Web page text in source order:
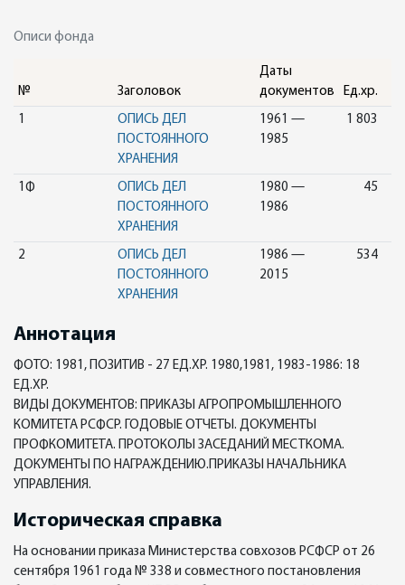
Описи фонда
№ Заголовок
Даты
документов
Ед.хр.
1
ОПИСЬ ДЕЛ
ПОСТОЯННОГО
ХРАНЕНИЯ
1961 —
1985
1 803
1Ф
ОПИСЬ ДЕЛ
ПОСТОЯННОГО
ХРАНЕНИЯ
1980 —
1986
45
2
ОПИСЬ ДЕЛ
ПОСТОЯННОГО
ХРАНЕНИЯ
1986 —
2015
534
Аннотация
ФОТО: 1981, ПОЗИТИВ - 27 ЕД.ХР. 1980,1981, 1983-1986: 18
ЕД.ХР.
ВИДЫ ДОКУМЕНТОВ: ПРИКАЗЫ АГРОПРОМЫШЛЕННОГО
КОМИТЕТА РСФСР. ГОДОВЫЕ ОТЧЕТЫ. ДОКУМЕНТЫ
ПРОФКОМИТЕТА. ПРОТОКОЛЫ ЗАСЕДАНИЙ МЕСТКОМА.
ДОКУМЕНТЫ ПО НАГРАЖДЕНИЮ.ПРИКАЗЫ НАЧАЛЬНИКА
УПРАВЛЕНИЯ.
Историческая справка
На основании приказа Министерства совхозов РСФСР от 26
сентября 1961 года № 338 и совместного постановления